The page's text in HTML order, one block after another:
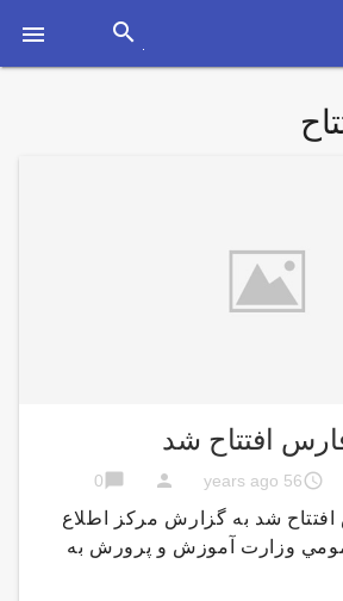
 search
افتتاح شد
access_time
56 years ago
person
chat_bubble
0
شد به گزارش مركز اطلاع
وزارت آموزش و پرورش به